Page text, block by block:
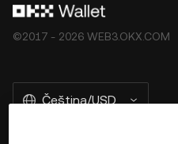
©2017 - 2026 WEB3.OKX.COM
Čeština/USD